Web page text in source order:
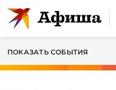
ПОКАЗАТЬ СОБЫТИЯ